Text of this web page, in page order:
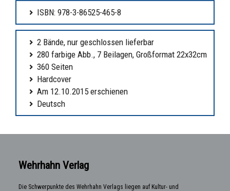
ISBN: 978-3-86525-465-8
2 Bände, nur geschlossen lieferbar
280 farbige Abb., 7 Beilagen, Großformat 22x32cm
360 Seiten
Hardcover
Am 12.10.2015 erschienen
Deutsch
Wehrhahn Verlag
Die Schwerpunkte des Wehrhahn Verlags liegen auf Kultur- und